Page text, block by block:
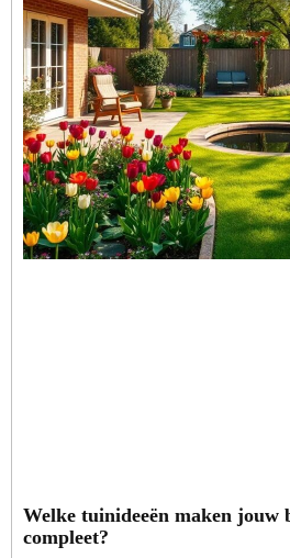
Welke tuinideeën maken jouw
compleet?